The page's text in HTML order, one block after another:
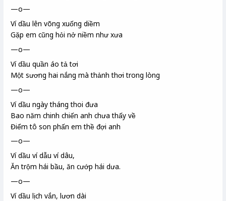
—o—
Ví dầu lên võng xuống diềm
Gặp em cũng hỏi nở niềm như xưa
—o—
Ví dầu quần áo tả tơi
Một sương hai nắng mà thảnh thơi trong lòng
—o—
Ví dầu ngày tháng thoi đưa
Bao năm chinh chiến anh chưa thấy về
Điểm tô son phấn em thề đợi anh
—o—
Ví dầu ví dẫu ví dâu,
Ăn trộm hái bầu, ăn cướp hái dưa.
—o—
Ví dầu lịch vắn, lươn dài